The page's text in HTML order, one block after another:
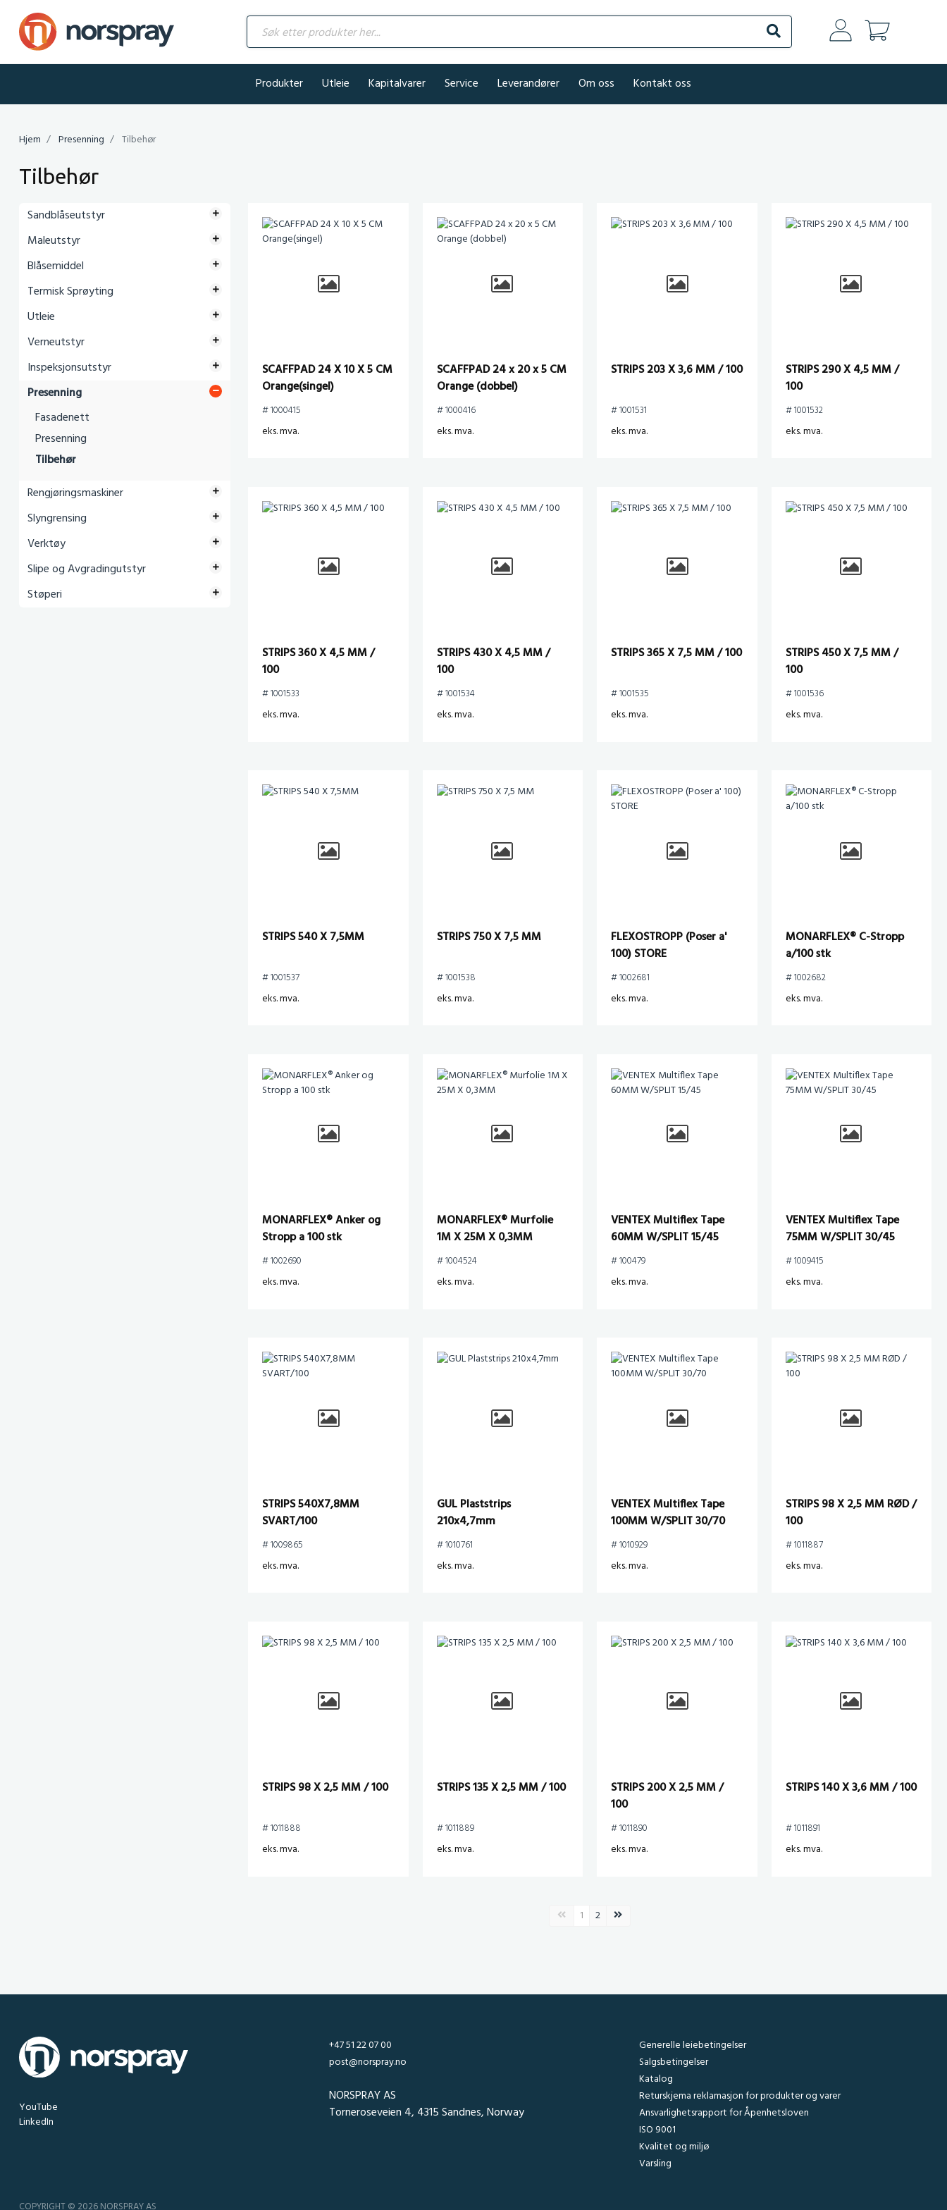
Søk etter produkter her...
Søk
Produkter
Utleie Kapitalvarer Service Leverandører Om oss Kontakt oss
Hjem Presenning Tilbehør
Tilbehør
Sandblåseutstyr
Maleutstyr
Blåsemiddel
Termisk Sprøyting
Utleie
Verneutstyr
Inspeksjonsutstyr
Presenning
Fasadenett
Presenning
Tilbehør
Rengjøringsmaskiner
Slyngrensing
Verktøy
Slipe og Avgradingutstyr
Støperi
SCAFFPAD 24 X 10 X 5 CM
Orange(singel)
# 1000415
eks. mva.
SCAFFPAD 24 x 20 x 5 CM
Orange (dobbel)
# 1000416
eks. mva.
STRIPS 203 X 3,6 MM / 100
# 1001531
eks. mva.
STRIPS 290 X 4,5 MM /
100
# 1001532
eks. mva.
STRIPS 360 X 4,5 MM /
100
# 1001533
eks. mva.
STRIPS 430 X 4,5 MM /
100
# 1001534
eks. mva.
STRIPS 365 X 7,5 MM / 100
# 1001535
eks. mva.
STRIPS 450 X 7,5 MM /
100
# 1001536
eks. mva.
STRIPS 540 X 7,5MM
# 1001537
eks. mva.
STRIPS 750 X 7,5 MM
# 1001538
eks. mva.
FLEXOSTROPP (Poser a'
100) STORE
# 1002681
eks. mva.
MONARFLEX® C-Stropp
a/100 stk
# 1002682
eks. mva.
MONARFLEX® Anker og
Stropp a 100 stk
# 1002690
eks. mva.
MONARFLEX® Murfolie
1M X 25M X 0,3MM
# 1004524
eks. mva.
VENTEX Multiflex Tape
60MM W/SPLIT 15/45
# 100479
eks. mva.
VENTEX Multiflex Tape
75MM W/SPLIT 30/45
# 1009415
eks. mva.
STRIPS 540X7,8MM
SVART/100
# 1009865
eks. mva.
GUL Plaststrips
210x4,7mm
# 1010761
eks. mva.
VENTEX Multiflex Tape
100MM W/SPLIT 30/70
# 1010929
eks. mva.
STRIPS 98 X 2,5 MM RØD /
100
# 1011887
eks. mva.
STRIPS 98 X 2,5 MM / 100
# 1011888
eks. mva.
STRIPS 135 X 2,5 MM / 100
# 1011889
eks. mva.
STRIPS 200 X 2,5 MM /
100
# 1011890
eks. mva.
STRIPS 140 X 3,6 MM / 100
# 1011891
eks. mva.
Forrige side
1 2 Neste side
YouTube
LinkedIn
+47 51 22 07 00
post@norspray.no
NORSPRAY AS
Torneroseveien 4, 4315 Sandnes, Norway
Generelle leiebetingelser
Salgsbetingelser
Katalog
Returskjema reklamasjon for produkter og varer
Ansvarlighetsrapport for Åpenhetsloven
ISO 9001
Kvalitet og miljø
Varsling
COPYRIGHT © 2026 NORSPRAY AS